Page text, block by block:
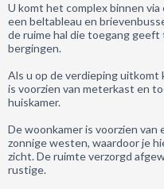
U komt het complex binnen via
een beltableau en
de ruime hal die toegang
bergingen.
Als u op de verdieping uitkomt
is voorzien van meterkast en
huiskamer.
De woonkamer is voorzien
zonnige westen, waardoor je
zicht. De ruimte verzorgd
rustige.